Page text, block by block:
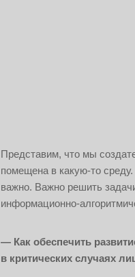
Представим, что мы
помещена в какую-то
важно. Важно решить
информационно-
— Как обеспечить
в критических случаях